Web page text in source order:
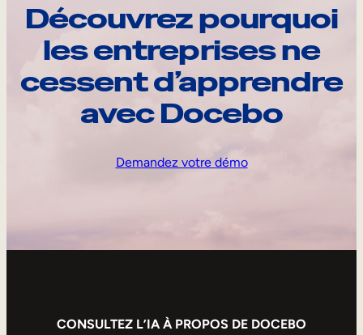
Découvrez pourquoi
les entreprises ne
cessent d’apprendre
avec Docebo
Demandez votre démo
CONSULTEZ L’IA À PROPOS DE DOCEBO